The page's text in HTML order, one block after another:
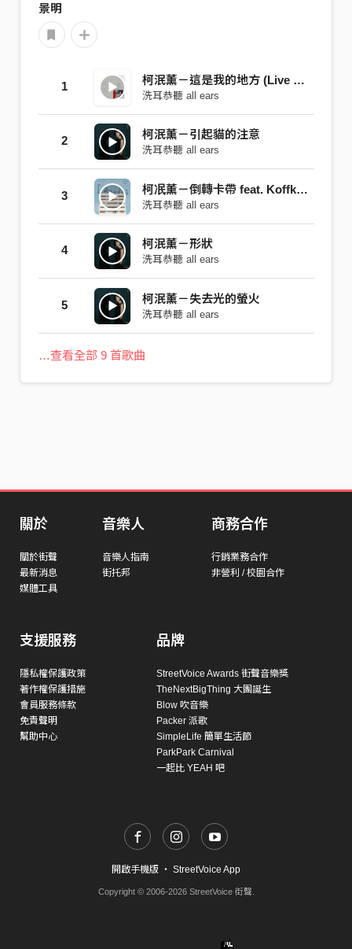
景明
1 柯泯薰－這是我的地方 (Live Version)
洗耳恭聽 all ears
2 柯泯薰－引起貓的注意
洗耳恭聽 all ears
3 柯冺薰－倒轉卡帶 feat. Koffkoff (網路劇《北京到莫斯科》插曲)
洗耳恭聽 all ears
4 柯泯薰－形狀
洗耳恭聽 all ears
5 柯泯薰－失去光的螢火
洗耳恭聽 all ears
…查看全部 9 首歌曲
關於
關於街聲
最新消息
媒體工具
音樂人
音樂人指南
街托邦
商務合作
行銷業務合作
非營利 / 校園合作
支援服務
隱私權保護政策
著作權保護措施
會員服務條款
免責聲明
幫助中心
品牌
StreetVoice Awards 街聲音樂獎
TheNextBigThing 大團誕生
Blow 吹音樂
Packer 派歌
SimpleLife 簡單生活節
ParkPark Carnival
一起比 YEAH 吧
開啟手機版 ・ StreetVoice App
Copyright © 2006-2026 StreetVoice 街聲.